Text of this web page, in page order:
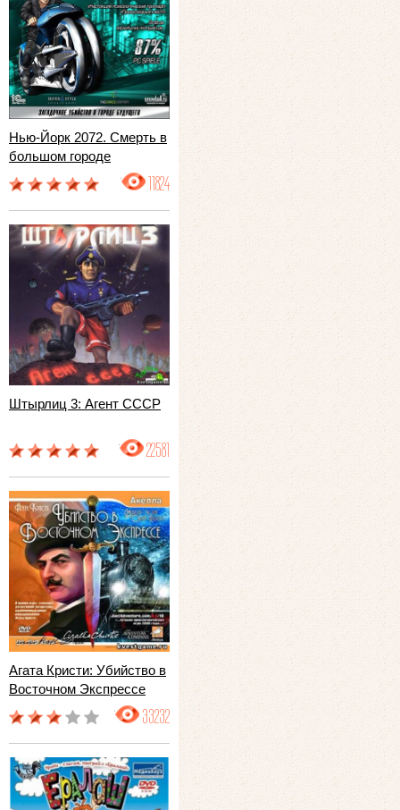
Нью-Йорк 2072. Смерть в
большом городе
11824
Штырлиц 3: Агент СССР
22581
Агата Кристи: Убийство в
Восточном Экспрессе
33232